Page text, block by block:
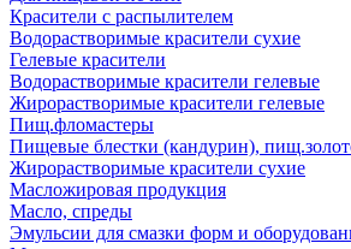
Красители с распылителем
Водорастворимые красители сухие
Гелевые красители
Водорастворимые красители гелевые
Жирорастворимые красители гелевые
Пищ.фломастеры
Пищевые блестки (кандурин),
Жирорастворимые красители сухие
Масложировая продукция
Масло, спреды
Эмульсии для смазки форм и